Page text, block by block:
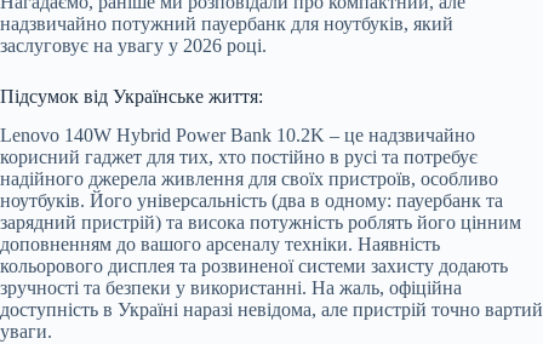
надзвичайно потужний пауербанк для ноутбуків, який
заслуговує на увагу у 2026 році.
Підсумок від Українське життя:
Lenovo 140W Hybrid Power Bank 10.2K – це надзвичайно
корисний гаджет для тих, хто постійно в русі та потребує
надійного джерела живлення для своїх пристроїв, особливо
ноутбуків. Його універсальність (два в одному: пауербанк та
зарядний пристрій) та висока потужність роблять його цінним
доповненням до вашого арсеналу техніки. Наявність
кольорового дисплея та розвиненої системи захисту додають
зручності та безпеки у використанні. На жаль, офіційна
доступність в Україні наразі невідома, але пристрій точно вартий
уваги.